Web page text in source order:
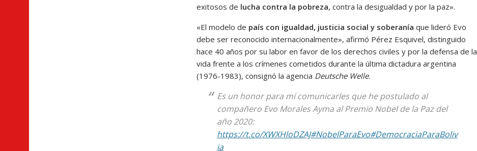
exitosos de lucha contra la pobreza, contra la desigualdad y por la paz».
«El modelo de país con igualdad, justicia social y soberanía que lideró Evo
debe ser reconocido internacionalmente», afirmó Pérez Esquivel, distinguido
hace 40 años por su labor en favor de los derechos civiles y por la defensa de la
vida frente a los crímenes cometidos durante la última dictadura argentina
(1976-1983), consignó la agencia Deutsche Welle.
Es un honor para mí comunicarles que he postulado al
compañero Evo Morales Ayma al Premio Nobel de la Paz del
año 2020:
https://t.co/XWXHloDZAJ#NobelParaEvo#DemocraciaParaBoliv
ia